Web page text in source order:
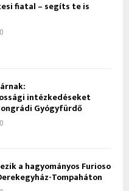
fiatal – segíts te is
0
intézkedéseket
Gyógyfürdő
0
a hagyományos Furioso
Tompaháton